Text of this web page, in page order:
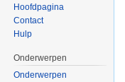
Hoofdpagina
Contact
Hulp
Onderwerpen
Onderwerpen